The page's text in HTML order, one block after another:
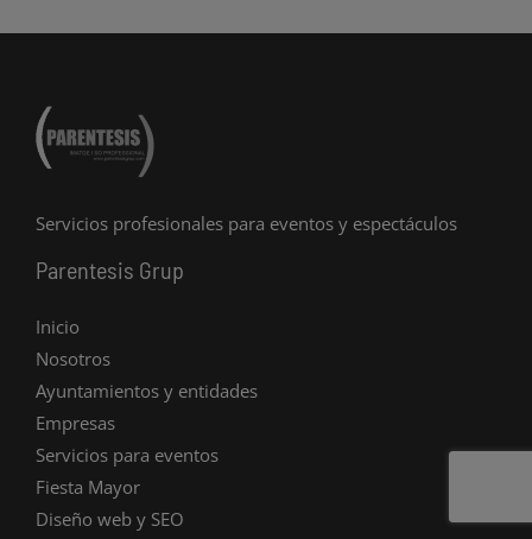
a k
Servicios profesionales para eventos y espectáculos
Parentesis Grup
Inicio
Nosotros
Ayuntamientos y entidades
Empresas
Servicios para eventos
Fiesta Mayor
Diseño web y SEO